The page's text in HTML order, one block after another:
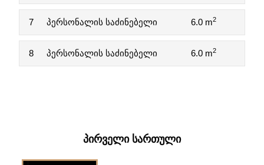
7 პერსონალის საძინებელი 6.0 m2
8 პერსონალის საძინებელი 6.0 m2
ᲞᲘᲠᲕᲔᲚᲘ ᲡᲐᲠᲗᲣᲚᲘ